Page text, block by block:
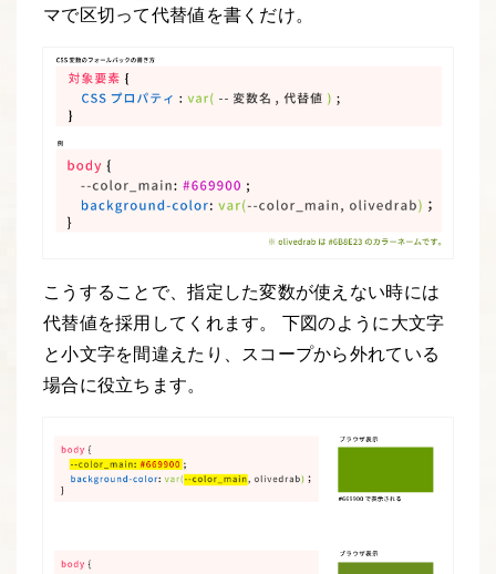
マで区切って代替値を書くだけ。
こうすることで、指定した変数が使えない時には
代替値を採用してくれます。 下図のように大文字
と小文字を間違えたり、スコープから外れている
場合に役立ちます。